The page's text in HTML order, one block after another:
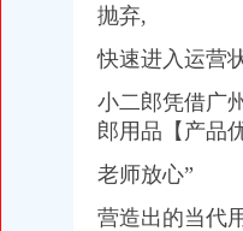
抛弃,
快速进入运营
小二郎凭借广
郎用品【产品
老师放心”
营造出的当代